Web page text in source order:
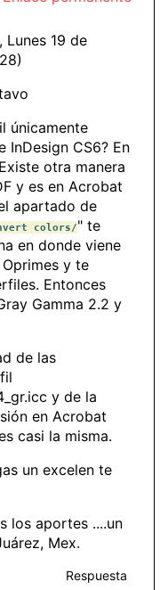
, Lunes 19 de
únicamente
InDesign CS6? En
otra manera
y es en Acrobat
apartado de
colors/" te
en donde viene
Oprimes y te
Entonces
Gamma 2.2 y
de las
y de la
en Acrobat
casi la misma.
un excelen te
los aportes ....un
Mex.
Respuesta